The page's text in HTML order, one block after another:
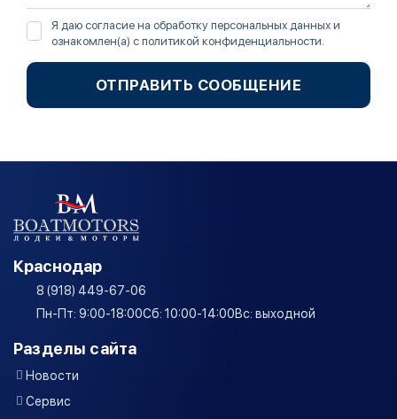
Я даю согласие на обработку персональных данных и
ознакомлен(а) с политикой конфиденциальности.
ОТПРАВИТЬ СООБЩЕНИЕ
Краснодар
8 (918) 449-67-06
Пн-Пт: 9:00-18:00Сб: 10:00-14:00Вс: выходной
Разделы сайта
Новости
Сервис